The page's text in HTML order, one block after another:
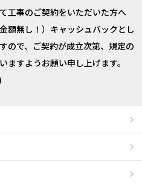
工事のご契約をいただいた方へ
額無し！）キャッシュバックとし
ので、ご契約が成立次第、規定の
ますようお願い申し上げます。